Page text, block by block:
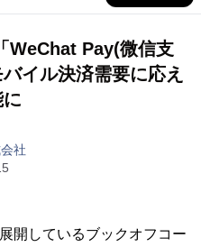
WeChat Pay(微信支
イル決済需要に応え
社
開しているブックオフコー